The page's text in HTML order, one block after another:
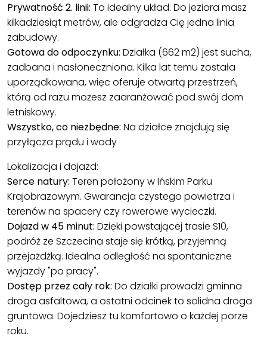
Prywatność 2. linii: To idealny układ. Do jeziora masz
kilkadziesiąt metrów, ale odgradza Cię jedna linia
zabudowy.
Gotowa do odpoczynku: Działka (662 m2) jest sucha,
zadbana i nasłoneczniona. Kilka lat temu została
uporządkowana, więc oferuje otwartą przestrzeń,
którą od razu możesz zaaranżować pod swój dom
letniskowy.
Wszystko, co niezbędne: Na działce znajdują się
przyłącza prądu i wody
Lokalizacja i dojazd:
Serce natury: Teren położony w Ińskim Parku
Krajobrazowym. Gwarancja czystego powietrza i
terenów na spacery czy rowerowe wycieczki.
Dojazd w 45 minut: Dzięki powstającej trasie S10,
podróż ze Szczecina staje się krótką, przyjemną
przejażdżką. Idealna odległość na spontaniczne
wyjazdy "po pracy".
Dostęp przez cały rok: Do działki prowadzi gminna
droga asfaltowa, a ostatni odcinek to solidna droga
gruntowa. Dojedziesz tu komfortowo o każdej porze
roku.